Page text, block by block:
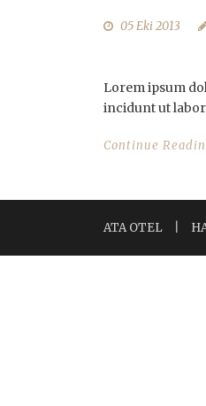
05 Eki 2013
Lorem ipsum
incidunt ut
Continue
ATA OTEL